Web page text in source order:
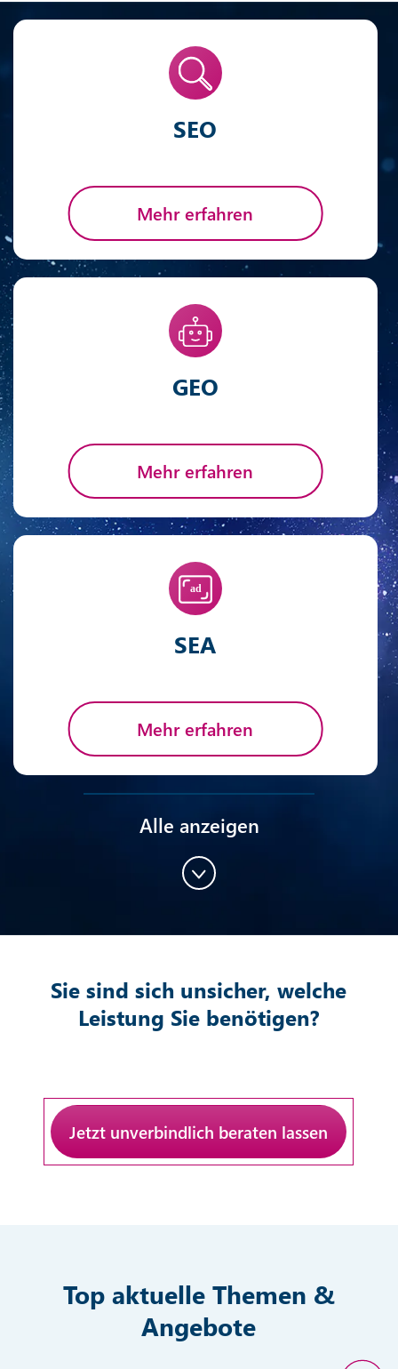
SEO
Mehr erfahren
GEO
Mehr erfahren
SEA
Mehr erfahren
Mehr erfahren
Social Media Marketing
Alle anzeigen
Sie sind sich unsicher, welche
Leistung Sie benötigen?
Jetzt unverbindlich beraten lassen
Top aktuelle Themen &
Angebote